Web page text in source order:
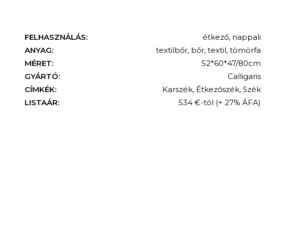
FELHASZNÁLÁS: étkező, nappali
ANYAG:
textilbőr, bőr,textil,tömörfa
MÉRET:
52*60*47/80cm
GYÁRTÓ:
Calligaris
CÍMKÉK:
Karszék, Étkezőszék,Szék
LISTAÁR:
534 €-tól (+ 27% ÁFA)